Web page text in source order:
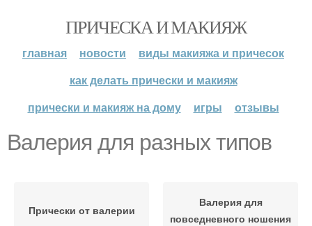
ПРИЧЕСКА И МАКИЯЖ
главная новости
виды макияжа и причесок
как делать прически и макияж
прически и макияж на дому
игры отзывы
Валерия для разных типов
Прически от валерии
Валерия для
повседневного ношения